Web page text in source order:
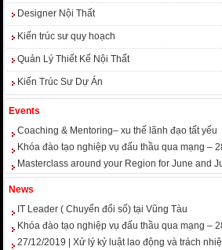
Designer Nội Thất
Kiến trúc sư quy hoạch
Quản Lý Thiết Kế Nội Thất
Kiến Trúc Sư Dự Án
Events
Coaching & Mentoring– xu thế lãnh đạo tất yếu
Khóa đào tạo nghiệp vụ đấu thầu qua mạng –
Masterclass around your Region for June and
News
IT Leader ( Chuyển đổi số) tại Vũng Tàu
Khóa đào tạo nghiệp vụ đấu thầu qua mạng –
27/12/2019 | Xử lý kỷ luật lao động và trách